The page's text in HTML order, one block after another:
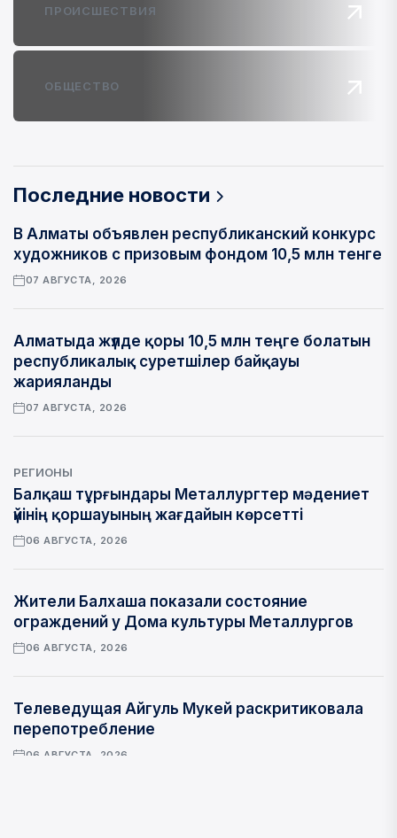
ПРОИСШЕСТВИЯ
ОБЩЕСТВО
Последние новости
В Алматы объявлен республиканский конкурс
художников с призовым фондом 10,5 млн тенге
07 АВГУСТА, 2026
Алматыда жүлде қоры 10,5 млн теңге болатын
республикалық суретшілер байқауы
жарияланды
07 АВГУСТА, 2026
РЕГИОНЫ
Балқаш тұрғындары Металлургтер мәдениет
үйінің қоршауының жағдайын көрсетті
06 АВГУСТА, 2026
Жители Балхаша показали состояние
ограждений у Дома культуры Металлургов
06 АВГУСТА, 2026
Телеведущая Айгуль Мукей раскритиковала
перепотребление
06 АВГУСТА, 2026